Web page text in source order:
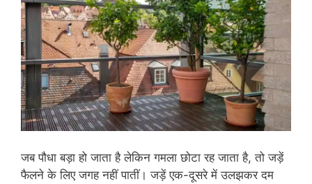
जब पौधा बड़ा हो जाता है लेकिन गमला छोटा रह जाता है, तो जड़ें
फैलने के लिए जगह नहीं पातीं। जड़ें एक-दूसरे में उलझकर दम